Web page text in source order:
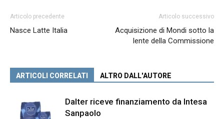
Articolo precedente
Nasce Latte Italia
Articolo successivo
Acquisizione di Mondi sotto la
lente della Commissione
ARTICOLI CORRELATI ALTRO DALL'AUTORE
Dalter riceve finanziamento da Intesa
Sanpaolo